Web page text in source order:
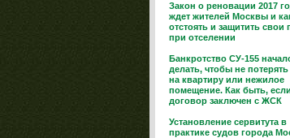
Закон о реновации 2017
ждет жителей Москвы и
отстоять и защитить свои
при отселении
Банкротство СУ-155
делать, чтобы не
на квартиру или нежилое
помещение. Как быть, если
договор заключен с ЖСК
Установление сервитута в
практике судов города